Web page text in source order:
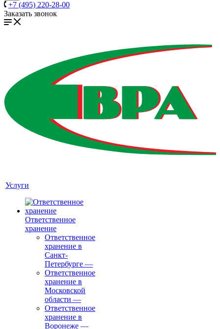
+7 (495) 220-28-00
Заказать звонок
Услуги
Ответственное
хранение
Ответственное
хранение в
Санкт-
Петербурге —
Ответственное
хранение в
Московской
области —
Ответственное
хранение в
Воронеже —